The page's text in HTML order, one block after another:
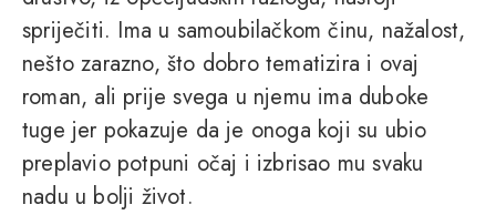
spriječiti. Ima u samoubilačkom činu, nažalost,
nešto zarazno, što dobro tematizira i ovaj
roman, ali prije svega u njemu ima duboke
tuge jer pokazuje da je onoga koji su ubio
preplavio potpuni očaj i izbrisao mu svaku
nadu u bolji život.